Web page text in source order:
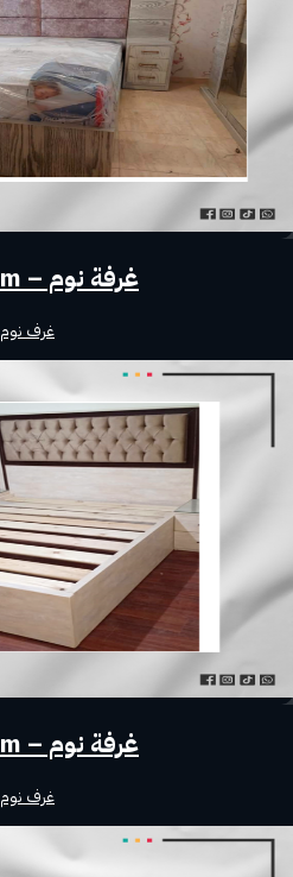
غرفة نوم – Bedroom
غرف نوم
غرفة نوم – Bedroom
غرف نوم